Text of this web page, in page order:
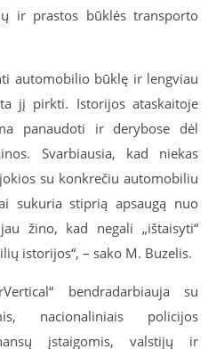
ir prastos būklės transporto
automobilio būklę ir lengviau
jį pirkti. Istorijos ataskaitoje
panaudoti ir derybose dėl
Svarbiausia, kad niekas
su konkrečiu automobiliu
sukuria stiprią apsaugą nuo
žino, kad negali „ištaisyti“
istorijos“, – sako M. Buzelis.
bendradarbiauja su
nacionaliniais policijos
įstaigomis, valstijų ir